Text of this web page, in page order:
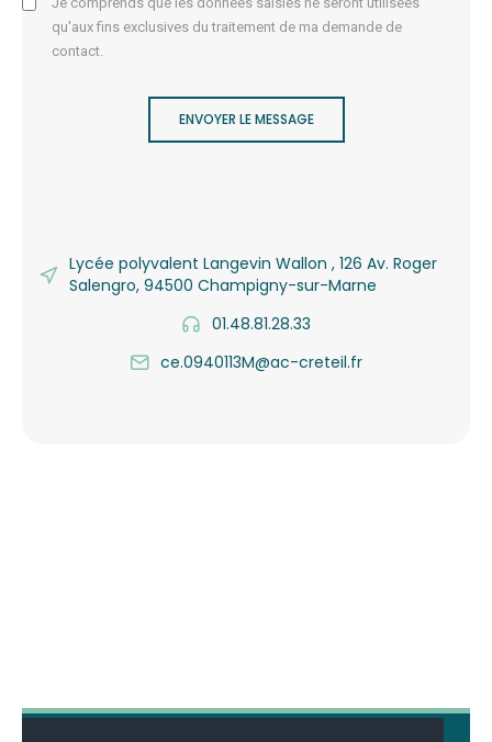
qu'aux fins exclusives du traitement de ma demande de
contact.
ENVOYER LE MESSAGE
Lycée polyvalent Langevin Wallon , 126 Av. Roger
Salengro, 94500 Champigny-sur-Marne
01.48.81.28.33
ce.0940113M@ac-creteil.fr